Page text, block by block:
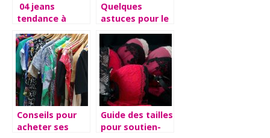
04 jeans
tendance à
pour renouveler
vos basiques
sans vous ruiner
Quelques
astuces pour le
des bermudas
et des shorts
Conseils pour
acheter ses
Guide des tailles
pour soutien-